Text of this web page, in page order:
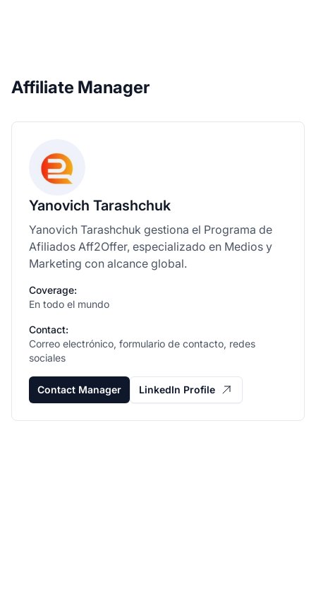
Affiliate Manager
Yanovich Tarashchuk
Yanovich Tarashchuk gestiona el Programa de
Afiliados Aff2Offer, especializado en Medios y
Marketing con alcance global.
Coverage:
En todo el mundo
Contact:
Correo electrónico, formulario de contacto, redes
sociales
Contact Manager LinkedIn Profile